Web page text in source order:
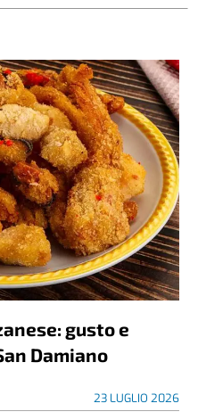
gusto e
Damiano
23 LUGLIO 2026